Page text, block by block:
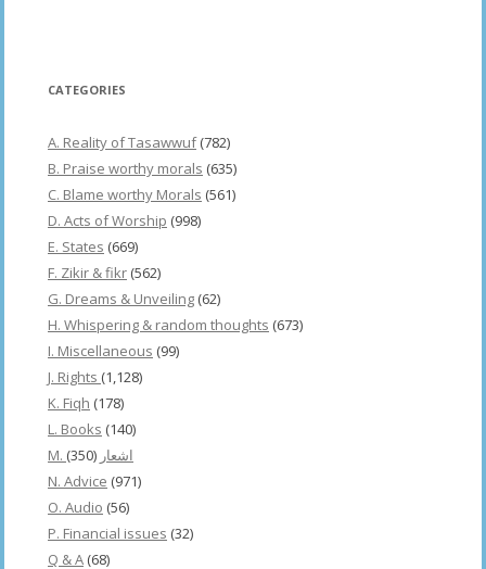
CATEGORIES
A. Reality of Tasawwuf(782)
B. Praise worthy morals (635)
C. Blame worthy Morals (561)
D. Acts of Worship (998)
E. States (669)
F. Zikir & fikr (562)
G. Dreams & Unveiling (62)
H. Whispering & random thoughts (673)
I. Miscellaneous (99)
J. Rights (1,128)
K. Fiqh (178)
L. Books (140)
M. اشعار (350)
N. Advice (971)
O. Audio (56)
P. Financial issues (32)
Q & A (68)